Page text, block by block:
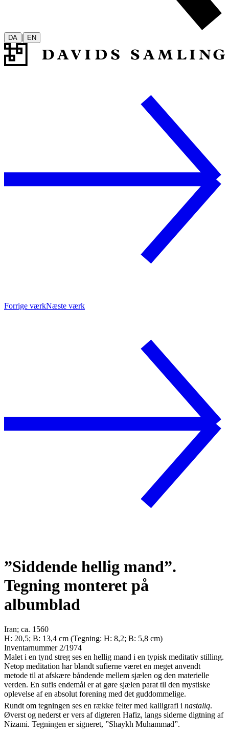
DA | EN
Forrige værkNæste værk
”Siddende hellig mand”.
Tegning monteret på
albumblad
Iran; ca. 1560
H: 20,5; B: 13,4 cm (Tegning: H: 8,2; B: 5,8 cm)
Inventarnummer 2/1974
Malet i en tynd streg ses en hellig mand i en typisk meditativ stilling.
Netop meditation har blandt sufierne været en meget anvendt
metode til at afskære båndende mellem sjælen og den materielle
verden. En sufis endemål er at gøre sjælen parat til den mystiske
oplevelse af en absolut forening med det guddommelige.
Rundt om tegningen ses en række felter med kalligrafi i nastaliq.
Øverst og nederst er vers af digteren Hafiz, langs siderne digtning af
Nizami. Tegningen er signeret, ”Shaykh Muhammad”.